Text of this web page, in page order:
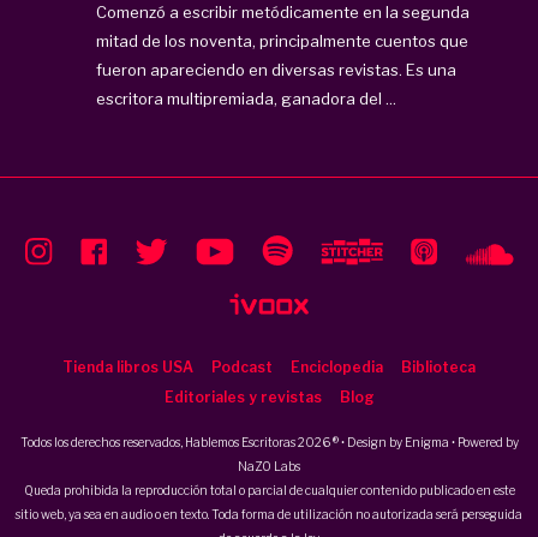
Comenzó a escribir metódicamente en la segunda
mitad de los noventa, principalmente cuentos que
fueron apareciendo en diversas revistas. Es una
escritora multipremiada, ganadora del ...
Tienda libros USA Podcast Enciclopedia
Biblioteca
Editoriales y revistas
Blog
Todos los derechos reservados, Hablemos Escritoras 2026 ® • Design by Enigma • Powered by
NaZO Labs
Queda prohibida la reproducción total o parcial de cualquier contenido publicado en este
sitio web, ya sea en audio o en texto. Toda forma de utilización no autorizada será perseguida